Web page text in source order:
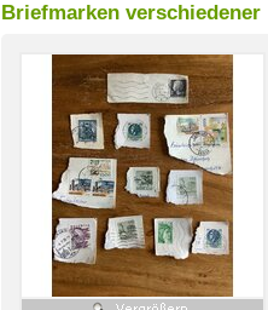
Briefmarken verschiedener